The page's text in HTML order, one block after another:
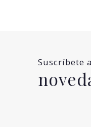
Suscríbete